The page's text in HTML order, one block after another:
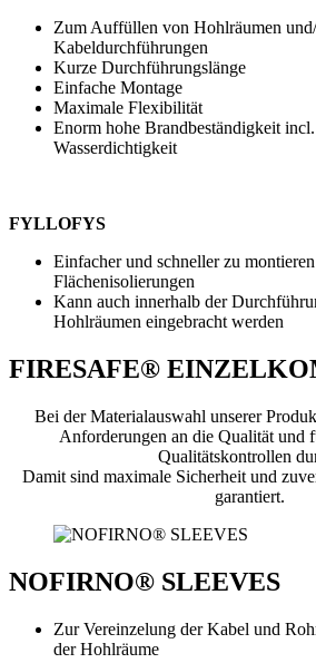
Zum Auffüllen von Hohlräumen
Kabeldurchführungen
Kurze Durchführungslänge
Einfache Montage
Maximale Flexibilität
Enorm hohe Brandbeständigkeit
Wasserdichtigkeit
FYLLOFYS
Einfacher und schneller zu
Flächenisolierungen
Kann auch innerhalb der
Hohlräumen eingebracht werden
FIRESAFE®
Bei der Materialauswahl unserer
Anforderungen an die Qualität und
Qualitätskontrollen
Damit sind maximale Sicherheit und
garantiert.
NOFIRNO® SLEEVES
Zur Vereinzelung der Kabel und
der Hohlräume